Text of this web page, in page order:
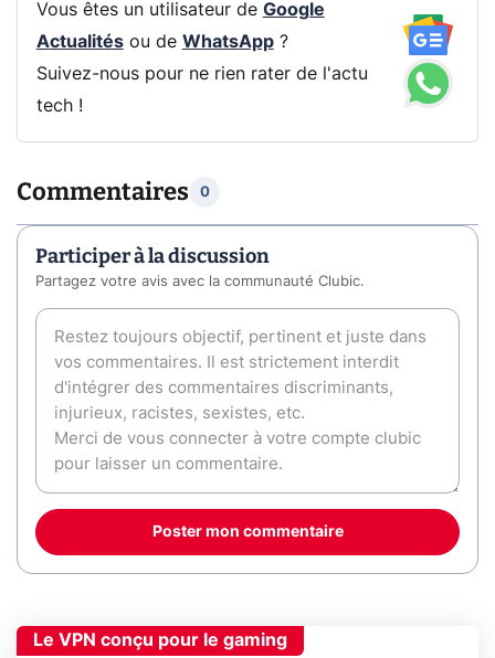
Vous êtes un utilisateur de Google
Actualitésou de WhatsApp?
Suivez-nous pour ne rien rater de l'actu
tech !
Commentaires 0
Participer à la discussion
Partagez votre avis avec la communauté Clubic.
Poster mon commentaire
Le VPN conçu pour le gaming